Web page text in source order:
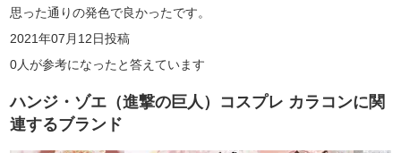
思った通りの発色で良かったです。
2021年07月12日投稿
0人が参考になったと答えています
ハンジ・ゾエ（進撃の巨人）コスプレ カラコンに関
連するブランド